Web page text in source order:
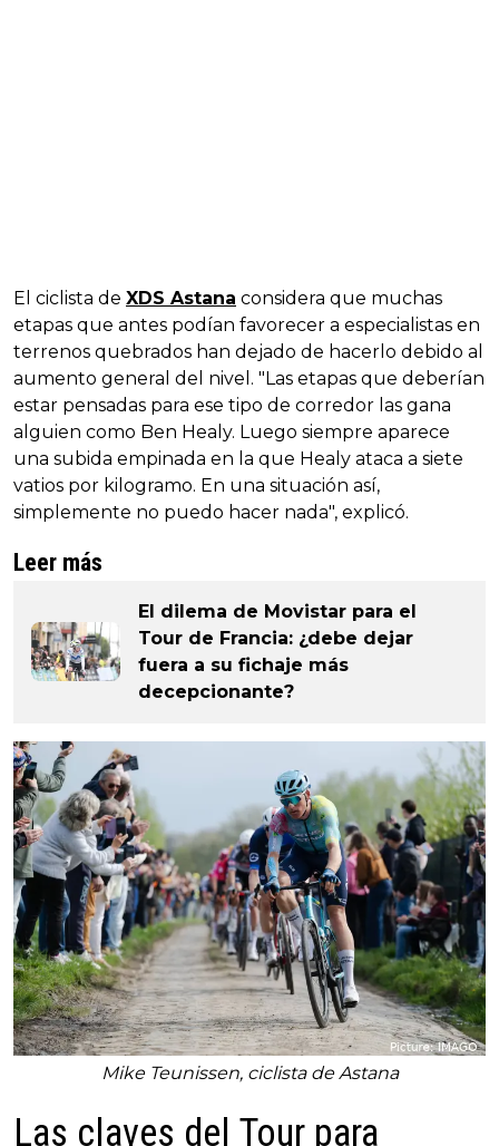
El ciclista de XDS Astana considera que muchas
etapas que antes podían favorecer a especialistas en
terrenos quebrados han dejado de hacerlo debido al
aumento general del nivel. "Las etapas que deberían
estar pensadas para ese tipo de corredor las gana
alguien como Ben Healy. Luego siempre aparece
una subida empinada en la que Healy ataca a siete
vatios por kilogramo. En una situación así,
simplemente no puedo hacer nada", explicó.
Leer más
El dilema de Movistar para el
Tour de Francia: ¿debe dejar
fuera a su fichaje más
decepcionante?
Mike Teunissen, ciclista de Astana
Las claves del Tour para